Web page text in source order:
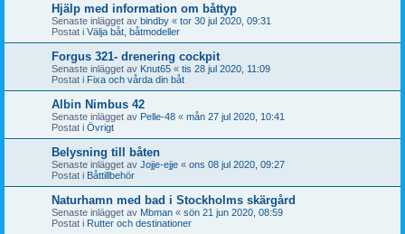
Hjälp med information om båttyp
Senaste inlägget av bindby « tor 30 jul 2020, 09:31
Postat i Välja båt, båtmodeller
Forgus 321- drenering cockpit
Senaste inlägget av Knut65 « tis 28 jul 2020, 11:09
Postat i Fixa och vårda din båt
Albin Nimbus 42
Senaste inlägget av Pelle-48 « mån 27 jul 2020, 10:41
Postat i Övrigt
Belysning till båten
Senaste inlägget av Jojje-ejje « ons 08 jul 2020, 09:27
Postat i Båttillbehör
Naturhamn med bad i Stockholms skärgård
Senaste inlägget av Mbman « sön 21 jun 2020, 08:59
Postat i Rutter och destinationer